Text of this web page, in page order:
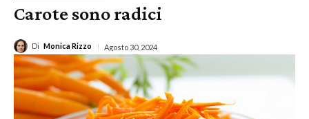
Carote sono radici
Di Monica Rizzo Agosto 30, 2024